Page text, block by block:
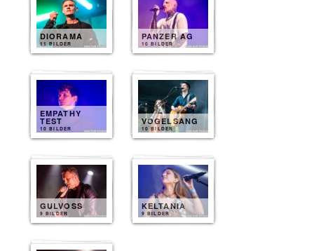
DIORAMA
11 BILDER
PANZER AG
10 BILDER
EMPATHY
TEST
10 BILDER
VOGELSANG
10 BILDER
GULVOSS
9 BILDER
KELTANIA
9 BILDER